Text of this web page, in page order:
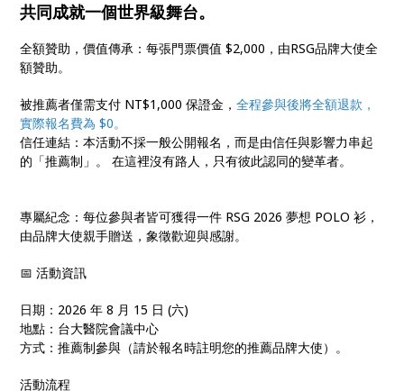
共同成就一個世界級舞台。
全額贊助，價值傳承：每張門票價值 $2,000，由RSG品牌大使全
額贊助。
被推薦者僅需支付 NT$1,000 保證金，全程參與後將全額退款，
實際報名費為 $0。
信任連結：本活動不採一般公開報名，而是由信任與影響力串起
的「推薦制」。 在這裡沒有路人，只有彼此認同的變革者。
專屬紀念：每位參與者皆可獲得一件 RSG 2026 夢想 POLO 衫，
由品牌大使親手贈送，象徵歡迎與感謝。
📅 活動資訊
日期：2026 年 8 月 15 日 (六)
地點：台大醫院會議中心
方式：推薦制參與（請於報名時註明您的推薦品牌大使）。
活動流程